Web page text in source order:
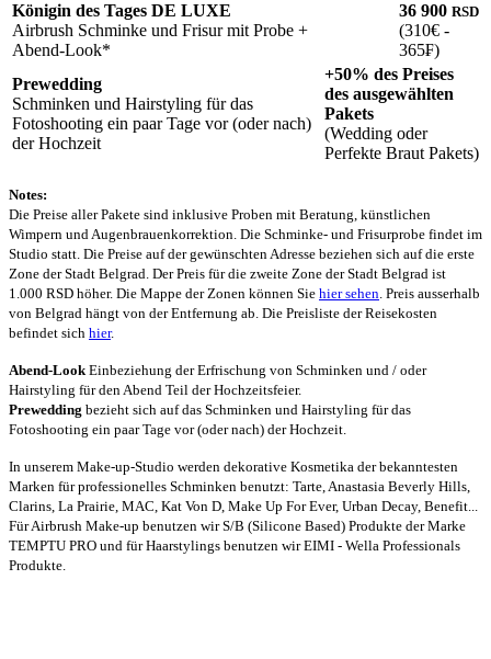
Königin des Tages DE LUXE
Airbrush Schminke und Frisur mit Probe +
Abend-Look*
36 900 RSD
(310€ -
365₣)
Prewedding
Schminken und Hairstyling für das
Fotoshooting ein paar Tage vor (oder nach)
der Hochzeit
+50% des Preises
des ausgewählten
Pakets
(Wedding oder
Perfekte Braut Pakets)
Notes:
Die Preise aller Pakete sind inklusive Proben mit Beratung, künstlichen
Wimpern und Augenbrauenkorrektion. Die Schminke- und Frisurprobe findet im
Studio statt. Die Preise auf der gewünschten Adresse beziehen sich auf die erste
Zone der Stadt Belgrad. Der Preis für die zweite Zone der Stadt Belgrad ist
1.000 RSD höher. Die Mappe der Zonen können Sie hier sehen. Preis ausserhalb
von Belgrad hängt von der Entfernung ab. Die Preisliste der Reisekosten
befindet sich hier.
Abend-LookEinbeziehung der Erfrischung von Schminken und / oder
Hairstyling für den Abend Teil der Hochzeitsfeier.
Prewedding bezieht sich auf das Schminken und Hairstyling für das
Fotoshooting ein paar Tage vor (oder nach) der Hochzeit.
In unserem Make-up-Studio werden dekorative Kosmetika der bekanntesten
Marken für professionelles Schminken benutzt: Tarte, Anastasia Beverly Hills,
Clarins, La Prairie, MAC, Kat Von D, Make Up For Ever, Urban Decay, Benefit...
Für Airbrush Make-up benutzen wir S/B (Silicone Based) Produkte der Marke
TEMPTU PRO und für Haarstylings benutzen wir EIMI - Wella Professionals
Produkte.